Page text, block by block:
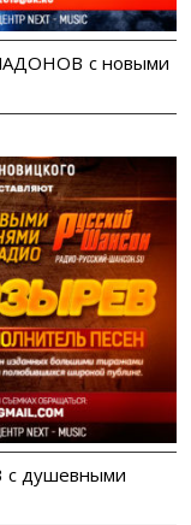
с новыми
с душевными